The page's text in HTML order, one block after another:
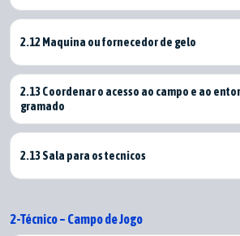
2.12 Maquina ou fornecedor de gelo
2.13 Coordenar o acesso ao campo e ao
gramado
2.13 Sala para os tecnicos
2-Técnico – Campo de Jogo